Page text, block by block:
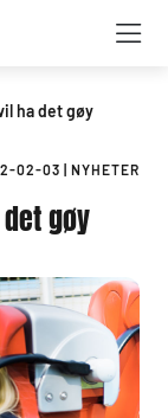
ha det gøy
02-03 NYHETER
gøy